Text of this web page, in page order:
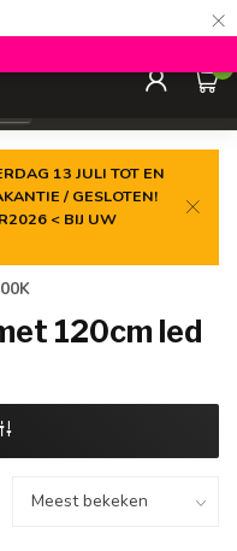
×
0
13 JULI TOT EN
/ GESLOTEN!
< BIJ UW
120cm led